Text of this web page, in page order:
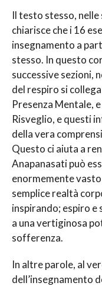
Il testo stesso, nelle
chiarisce che i 16
insegnamento a
stesso. In questo
successive sezioni,
del respiro si
Presenza Mentale,
Risveglio, e questi
della vera
Questo ci aiuta a
Anapanasati può
enormemente
semplice realtà
inspirando; espiro e
a una vertiginosa
sofferenza.
In altre parole, al
dell’insegnamento